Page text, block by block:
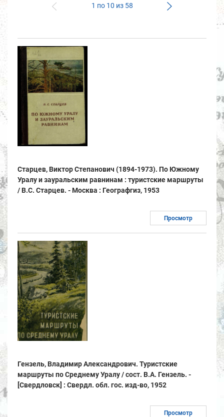
1 по 10 из 58
Старцев, Виктор Степанович (1894-1973). По Южному
Уралу и зауральским равнинам : туристские маршруты
/ В.С. Старцев. - Москва : Географгиз, 1953
Просмотр
Гензель, Владимир Александрович. Туристские
маршруты по Среднему Уралу / сост. В.А. Гензель. -
[Свердловск] : Свердл. обл. гос. изд-во, 1952
Просмотр